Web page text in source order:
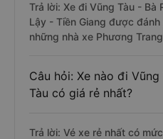
Trả lời: Xe đi Vũng Tàu - Bà
Lậy - Tiền Giang được
những nhà xe Phương
Câu hỏi: Xe nào đi Vũng
Tàu có giá rẻ nhất?
Trả lời: Vé xe rẻ nhất có